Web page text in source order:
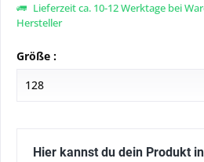
Lieferzeit ca. 10-12 Werktage bei
Hersteller
Größe :
Hier kannst du dein Produkt